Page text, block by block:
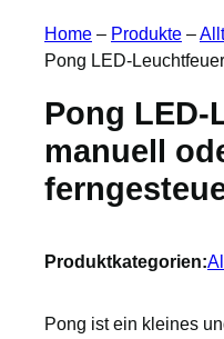
Home – Produkte –
Pong LED-
Pong LED-
manuell
Produktkategorien:
Pong ist ein kleines